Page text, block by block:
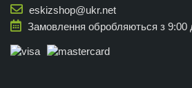
eskizshop@ukr.net
Замовлення обробляються з 9:00